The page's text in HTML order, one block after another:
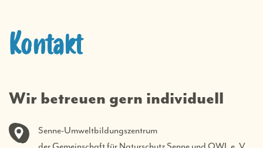
Kontakt
Wir betreuen gern individuell
Senne-Umweltbildungszentrum